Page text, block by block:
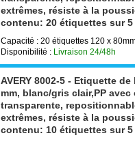
extrêmes, résiste à la
contenu: 20 étiquettes sur 5
Capacité : 20 étiquettes 120 x
Disponibilité : Livraison 24/48h
AVERY 8002-5 - Etiquette
mm, blanc/gris clair,PP
transparente,
extrêmes, résiste à la
contenu: 10 étiquettes sur 5